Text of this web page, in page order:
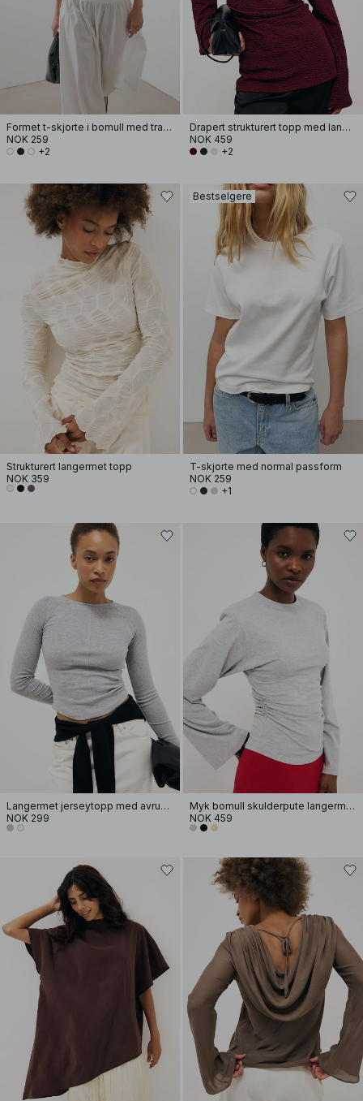
Formet t-skjorte i bomull med traktformet hals
NOK 259
+2
Drapert strukturert topp med lange ermer
NOK 459
+2
Strukturert langermet topp
NOK 359
Bestselgere
T-skjorte med normal passform
NOK 259
+1
Langermet jerseytopp med avrundet kant
NOK 299
Myk bomull skulderpute langermet T-skjorte
NOK 459